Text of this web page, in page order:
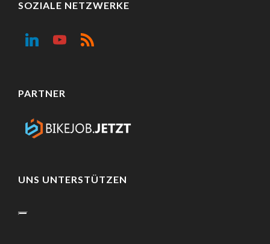
SOZIALE NETZWERKE
PARTNER
UNS UNTERSTÜTZEN